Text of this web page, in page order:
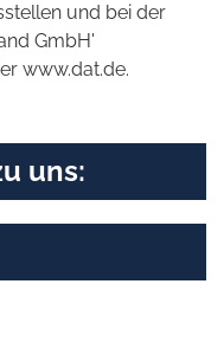
und bei der
GmbH'
www.dat.de.
uns: